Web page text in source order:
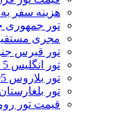
هزینه سفر
تور جمهوری
مجری مستقیم
تور قبرس
تور انگلیس ۱۴۰5
تور بلاروس 1405
تور بلغارستان
قیمت تور